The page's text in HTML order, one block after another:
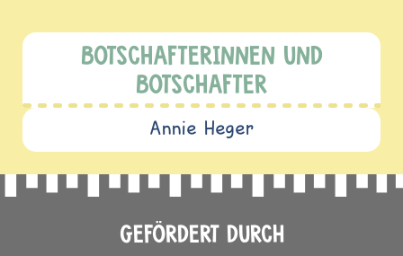
BOTSCHAFTERINNEN UND
BOTSCHAFTER
Annie Heger
GEFÖRDERT DURCH